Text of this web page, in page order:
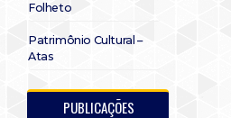
Folheto
Patrimônio Cultural –
Atas
PUBLICAÇÕES